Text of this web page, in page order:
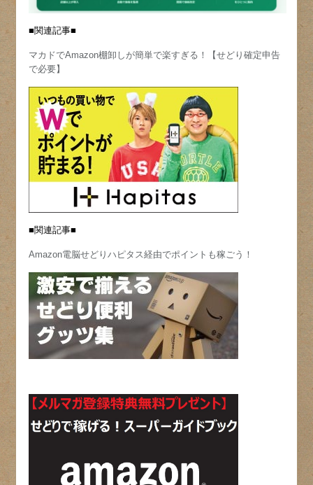
■関連記事■
マカドでAmazon棚卸しが簡単で楽すぎる！【せどり確定申告
で必要】
■関連記事■
Amazon電脳せどりハピタス経由でポイントも稼ごう！